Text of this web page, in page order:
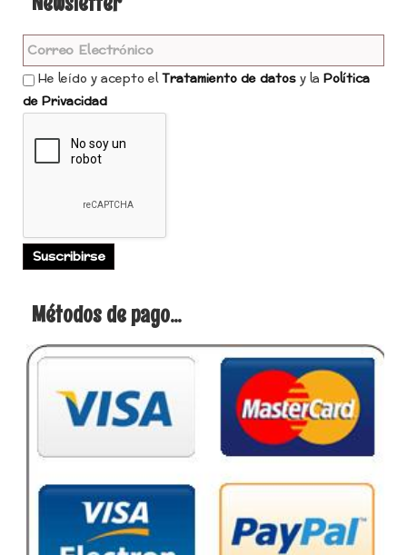
He leído y acepto elTratamiento de datosy la Política
de Privacidad
Métodos de pago...